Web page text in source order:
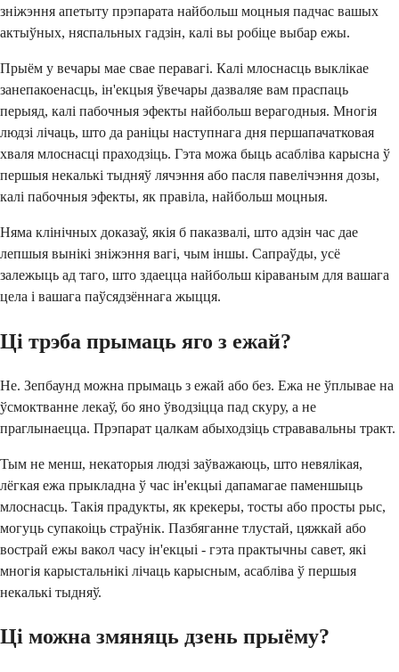
зніжэння апетыту прэпарата найбольш моцныя падчас вашых
актыўных, няспальных гадзін, калі вы робіце выбар ежы.
Прыём у вечары мае свае перавагі. Калі млоснасць выклікае
занепакоенасць, ін'екцыя ўвечары дазваляе вам праспаць
перыяд, калі пабочныя эфекты найбольш верагодныя. Многія
людзі лічаць, што да раніцы наступнага дня першапачатковая
хваля млоснасці праходзіць. Гэта можа быць асабліва карысна ў
першыя некалькі тыдняў лячэння або пасля павелічэння дозы,
калі пабочныя эфекты, як правіла, найбольш моцныя.
Няма клінічных доказаў, якія б паказвалі, што адзін час дае
лепшыя вынікі зніжэння вагі, чым іншы. Сапраўды, усё
залежыць ад таго, што здаецца найбольш кіраваным для вашага
цела і вашага паўсядзённага жыцця.
Ці трэба прымаць яго з ежай?
Не. Зепбаунд можна прымаць з ежай або без. Ежа не ўплывае на
ўсмоктванне лекаў, бо яно ўводзіцца пад скуру, а не
праглынаецца. Прэпарат цалкам абыходзіць стрававальны тракт.
Тым не менш, некаторыя людзі заўважаюць, што невялікая,
лёгкая ежа прыкладна ў час ін'екцыі дапамагае паменшыць
млоснасць. Такія прадукты, як крекеры, тосты або просты рыс,
могуць супакоіць страўнік. Пазбяганне тлустай, цяжкай або
вострай ежы вакол часу ін'екцыі - гэта практычны савет, які
многія карыстальнікі лічаць карысным, асабліва ў першыя
некалькі тыдняў.
Ці можна змяняць дзень прыёму?